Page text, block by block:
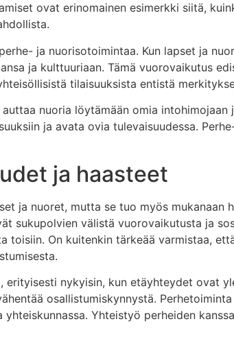
ovat erinomainen esimerkki siitä,
ja nuorisotoimintaa. Kun lapset ja
ja kulttuuriaan. Tämä vuorovaikutus
tilaisuuksista entistä
nuoria löytämään omia
ja avata ovia tulevaisuudessa.
ja haasteet
ja nuoret, mutta se tuo myös mukanaan
sukupolvien välistä vuorovaikutusta ja
On kuitenkin tärkeää varmistaa,
nykyisin, kun etäyhteydet ovat
osallistumiskynnystä.
Yhteistyö perheiden